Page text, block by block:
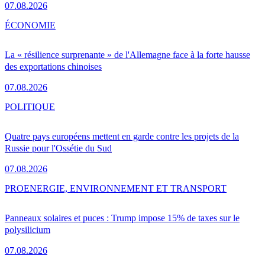
07.08.2026
La « résilience surprenante » de l'Allemagne face à la forte hausse
des exportations chinoises
07.08.2026
ÉCONOMIE
Quatre pays européens mettent en garde contre les projets de la
Russie pour l'Ossétie du Sud
07.08.2026
POLITIQUE
Panneaux solaires et puces : Trump impose 15% de taxes sur le
polysilicium
07.08.2026
PROENERGIE, ENVIRONNEMENT ET TRANSPORT